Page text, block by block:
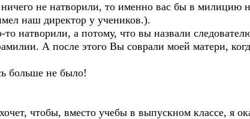
не натворили, то именно вас бы в милицию
наш директор у учеников.).
натворили, а потому, что вы назвали
А после этого Вы соврали моей матери,
больше не было!
чтобы, вместо учебы в выпускном классе, я